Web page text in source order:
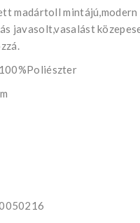
madártoll
javasolt,vasalást